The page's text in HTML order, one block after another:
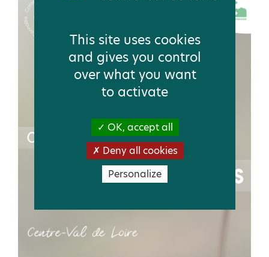
This site uses cookies
and gives you control
over what you want
to activate
OK, accept all
Deny all cookies
Personalize